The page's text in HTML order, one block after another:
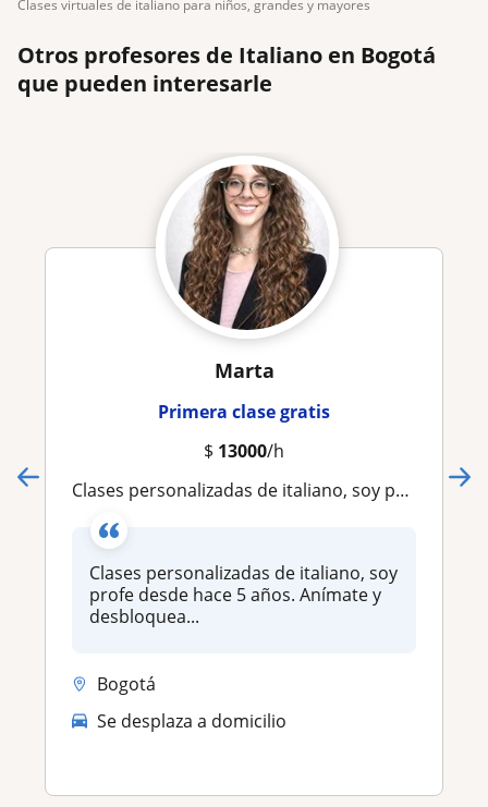
clases virtuales de italiano para niños, grandes y mayores
Otros profesores de Italiano en Bogotá
que pueden interesarle
Marta
Primera clase gratis
$ 13000/h
Clases personalizadas de italiano, soy profe desde hace 5 años. Anímate y desbloquea otro idioma! Es más fácil de lo que parece (
Clases personalizadas de italiano, soy
profe desde hace 5 años. Anímate y
desbloquea...
Bogotá
Se desplaza a domicilio